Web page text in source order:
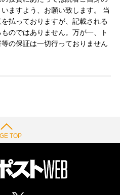
ますよう、お願い致します。 当
払っておりますが、記載される
のではありません。万が一、ト
の保証は一切行っておりません
TOP